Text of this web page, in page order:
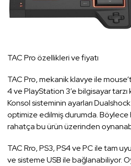
TAC Pro özellikleri ve fiyatı
TAC Pro, mekanik klavye ile
4 ve PlayStation 3’e bilgisayar tarzı
Konsol sisteminin ayarları
optimize edilmiş durumda. Böylece
rahatça bu ürün üzerinden
TAC Rro, PS3, PS4 ve PC ile tam
ve sisteme USB ile bağlanabiliyor.